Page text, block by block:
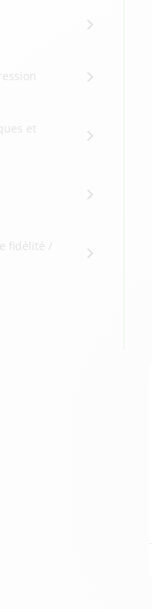
et
fidélité /